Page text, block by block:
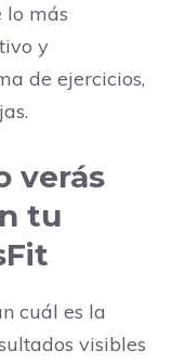
lo más
y
de ejercicios,
verás
tu
cuál es la
visibles